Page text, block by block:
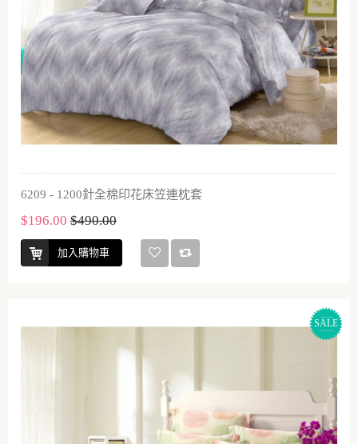
6209 - 1200針全棉印花床笠連枕套
$196.00 $490.00
加入購物車
SALE